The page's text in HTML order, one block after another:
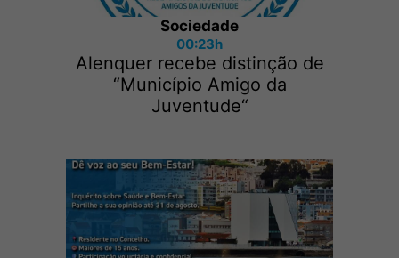
Sociedade
00:23h
Alenquer recebe distinção de
“Município Amigo da
Juventude“